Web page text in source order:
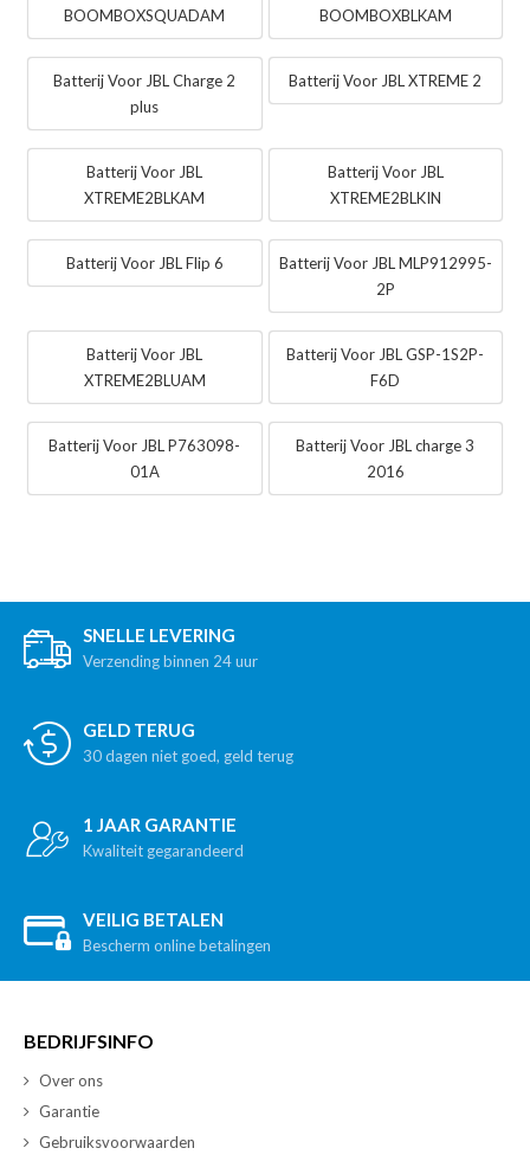
BOOMBOXSQUADAM
BOOMBOXBLKAM
Batterij Voor JBL Charge 2
plus
Batterij Voor JBL XTREME 2
Batterij Voor JBL
XTREME2BLKAM
Batterij Voor JBL
XTREME2BLKIN
Batterij Voor JBL Flip 6
Batterij Voor JBL MLP912995-
2P
Batterij Voor JBL
XTREME2BLUAM
Batterij Voor JBL GSP-1S2P-
F6D
Batterij Voor JBL P763098-
01A
Batterij Voor JBL charge 3
2016
SNELLE LEVERING
Verzending binnen 24 uur
GELD TERUG
30 dagen niet goed, geld terug
1 JAAR GARANTIE
Kwaliteit gegarandeerd
VEILIG BETALEN
Bescherm online betalingen
BEDRIJFSINFO
Over ons
Garantie
Gebruiksvoorwaarden